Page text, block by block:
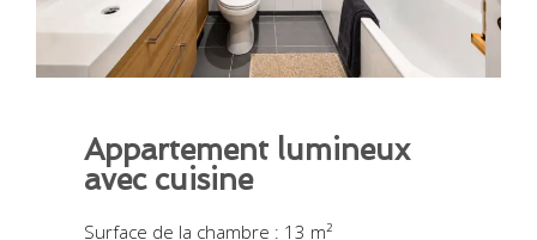
Appartement lumineux
avec cuisine
Surface de la chambre : 13 m²